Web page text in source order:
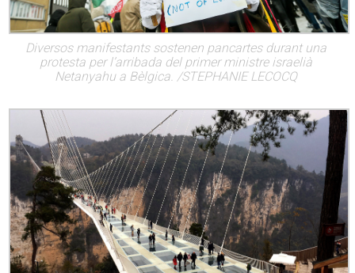
Diversos manifestants sostenen pancartes durant una
protesta per l’arribada del primer ministre israelià
Netanyahu a Bèlgica. /STEPHANIE LECOCQ